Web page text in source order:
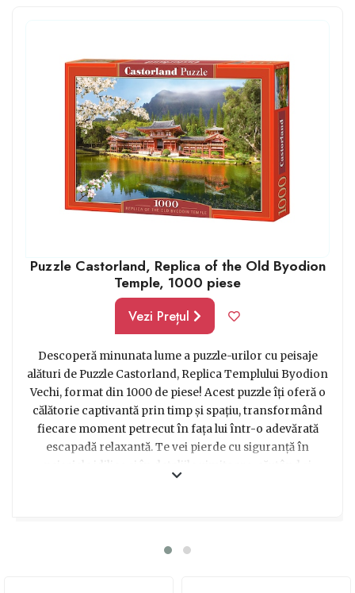
Puzzle Castorland, Replica of the Old Byodion
Temple, 1000 piese
Vezi Prețul
Descoperă minunata lume a puzzle-urilor cu peisaje
alături de Puzzle Castorland, Replica Templului Byodion
Vechi, format din 1000 de piese! Acest puzzle îți oferă o
călătorie captivantă prin timp și spațiu, transformând
fiecare moment petrecut în fața lui într-o adevărată
escapadă relaxantă. Te vei pierde cu siguranță în
peisajele idilice și în detaliile uimitoare, căutând și
abilitățile și a-ți relaxa mintea. Cu fiecare piesă pusă la